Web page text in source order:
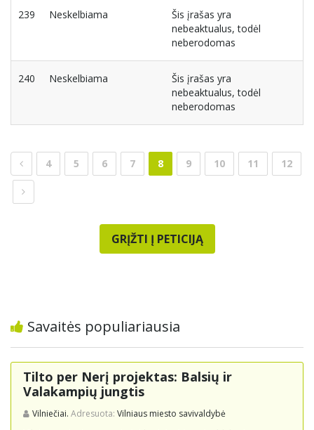
239 Neskelbiama
Šis įrašas yra
nebeaktualus, todėl
neberodomas
240 Neskelbiama
Šis įrašas yra
nebeaktualus, todėl
neberodomas
4 5 6 7 8 9 10 11 12
GRĮŽTI Į PETICIJĄ
Savaitės populiariausia
Tilto per Nerį projektas: Balsių ir
Valakampių jungtis
Vilniečiai. Adresuota: Vilniaus miesto savivaldybė